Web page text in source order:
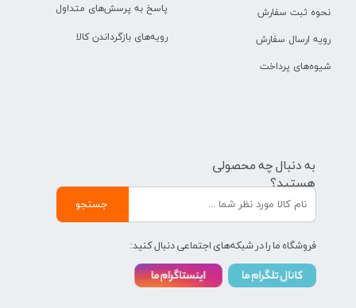
نحوه ثبت سفارش
رویه ارسال سفارش
شیوه‌های پرداخت
پاسخ به پرسش‌های متداول
رویه‌های بازگرداندن کالا
به دنبال چه محصولی
هستید؟
جستجو
فروشگاه ما را در شبکه‌های اجتماعی دنبال کنید: